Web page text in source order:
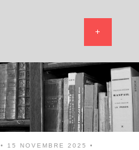
• 15 NOVEMBRE 2025 •